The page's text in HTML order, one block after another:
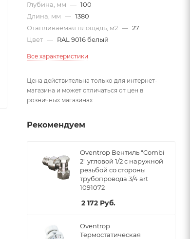
Глубина, мм — 100
Длина, мм — 1380
Отапливаемая площадь, м2 — 27
Цвет — RAL 9016 белый
Все характеристики
Цена действительна только для интернет-
магазина и может отличаться от цен в
розничных магазинах
Рекомендуем
Oventrop Вентиль "Combi
2" угловой 1/2 с наружной
резьбой со стороны
трубопровода 3/4 art
1091072
2 172 Руб.
Oventrop
Термостатическая